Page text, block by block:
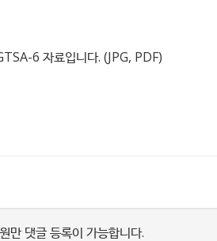
6 자료입니다. (JPG, PDF)
만 댓글 등록이 가능합니다.